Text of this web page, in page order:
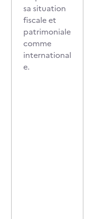
sa situation
fiscale et
patrimoniale
comme
international
e.